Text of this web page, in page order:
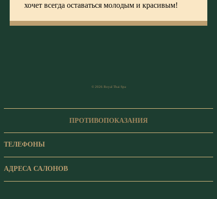
хочет всегда оставаться молодым и красивым!
© 2026 Royal Thai Spa
ПРОТИВОПОКАЗАНИЯ
ТЕЛЕФОНЫ
АДРЕСА САЛОНОВ